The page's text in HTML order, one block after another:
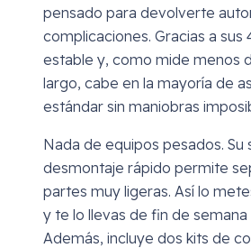
pensado para devolverte
complicaciones. Gracias a sus
estable y, como mide menos
largo, cabe en la mayoría de
estándar sin maniobras
Nada de equipos pesados. Su
desmontaje rápido permite
partes muy ligeras. Así lo
y te lo llevas de fin de semana
Además, incluye dos kits de